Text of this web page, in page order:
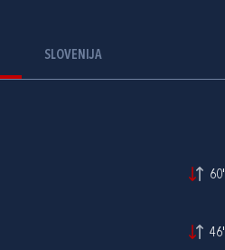
SLOVENIJA
60'
46'